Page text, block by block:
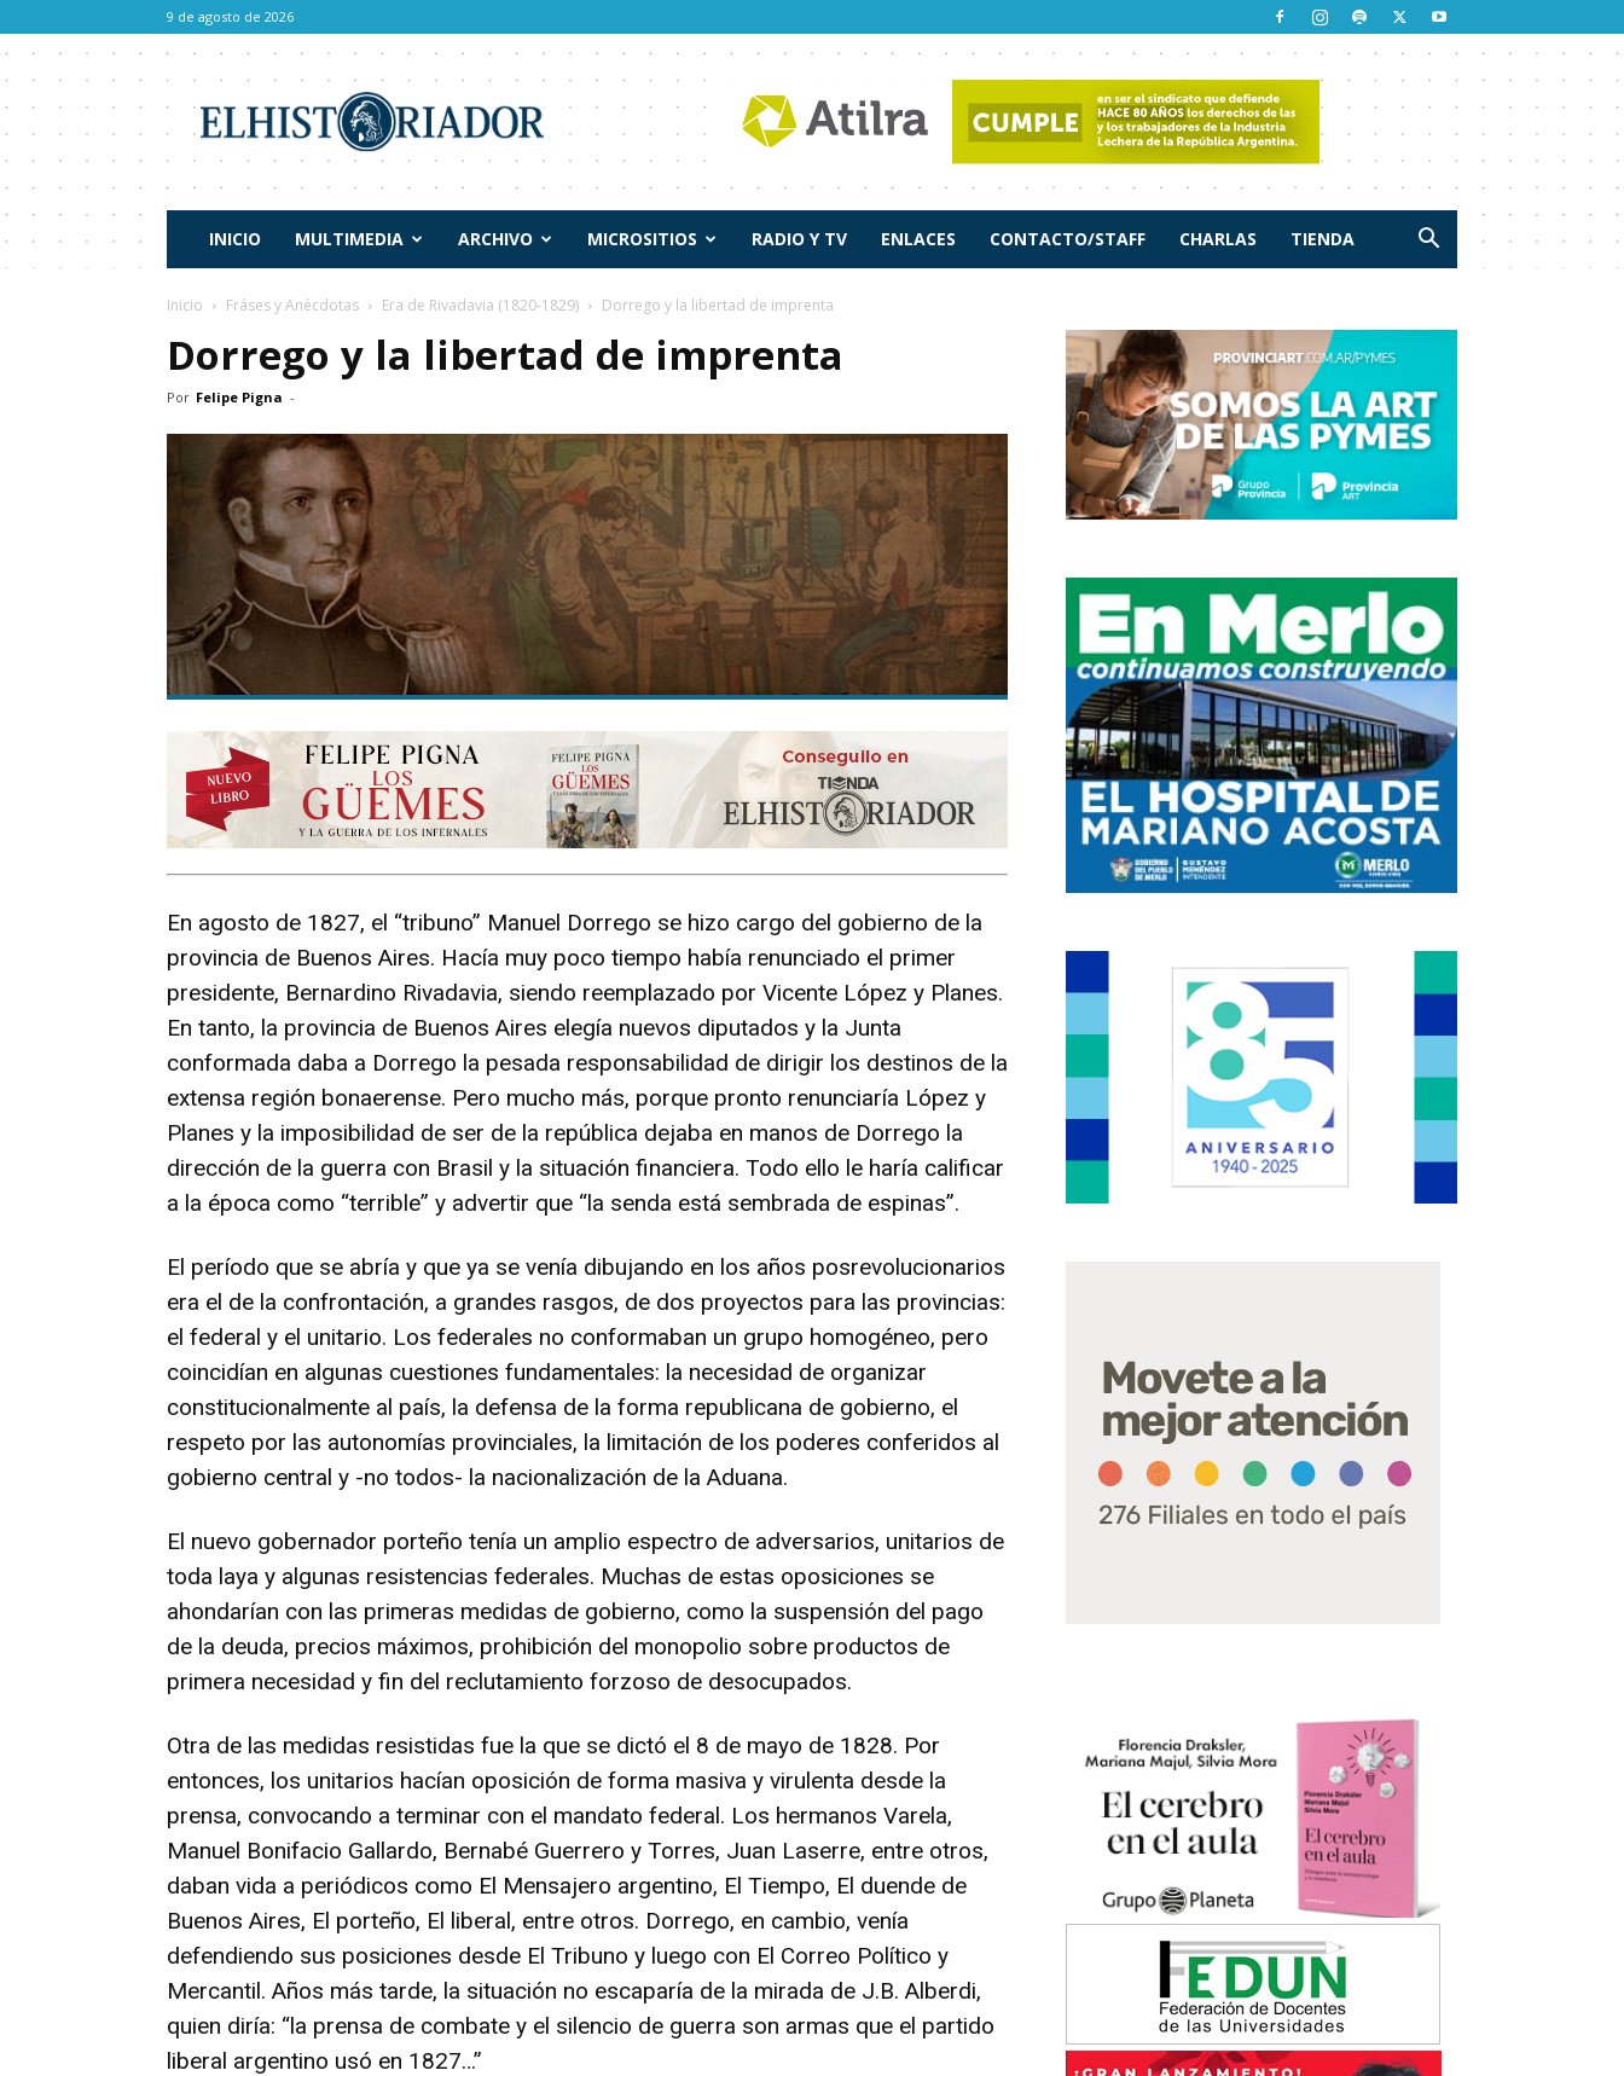
9 de agosto de 2026
Historiador
INICIO MULTIMEDIA ARCHIVO MICROSITIOS RADIO Y TV ENLACES CONTACTO/STAFF CHARLAS TIENDA
Inicio Fráses y Anécdotas Era de Rivadavia (1820-1829) Dorrego y la libertad de imprenta
Dorrego y la libertad de imprenta
Por Felipe Pigna -
En agosto de 1827, el “tribuno” Manuel Dorrego se hizo cargo del gobierno de la
provincia de Buenos Aires. Hacía muy poco tiempo había renunciado el primer
presidente, Bernardino Rivadavia, siendo reemplazado por Vicente López y Planes.
En tanto, la provincia de Buenos Aires elegía nuevos diputados y la Junta
conformada daba a Dorrego la pesada responsabilidad de dirigir los destinos de la
extensa región bonaerense. Pero mucho más, porque pronto renunciaría López y
Planes y la imposibilidad de ser de la república dejaba en manos de Dorrego la
dirección de la guerra con Brasil y la situación financiera. Todo ello le haría calificar
a la época como “terrible” y advertir que “la senda está sembrada de espinas”.
El período que se abría y que ya se venía dibujando en los años posrevolucionarios
era el de la confrontación, a grandes rasgos, de dos proyectos para las provincias:
el federal y el unitario. Los federales no conformaban un grupo homogéneo, pero
coincidían en algunas cuestiones fundamentales: la necesidad de organizar
constitucionalmente al país, la defensa de la forma republicana de gobierno, el
respeto por las autonomías provinciales, la limitación de los poderes conferidos al
gobierno central y -no todos- la nacionalización de la Aduana.
El nuevo gobernador porteño tenía un amplio espectro de adversarios, unitarios de
toda laya y algunas resistencias federales. Muchas de estas oposiciones se
ahondarían con las primeras medidas de gobierno, como la suspensión del pago
de la deuda, precios máximos, prohibición del monopolio sobre productos de
primera necesidad y fin del reclutamiento forzoso de desocupados.
Otra de las medidas resistidas fue la que se dictó el 8 de mayo de 1828. Por
entonces, los unitarios hacían oposición de forma masiva y virulenta desde la
prensa, convocando a terminar con el mandato federal. Los hermanos Varela,
Manuel Bonifacio Gallardo, Bernabé Guerrero y Torres, Juan Laserre, entre otros,
daban vida a periódicos como El Mensajero argentino, El Tiempo, El duende de
Buenos Aires, El porteño, El liberal, entre otros. Dorrego, en cambio, venía
defendiendo sus posiciones desde El Tribuno y luego con El Correo Político y
Mercantil. Años más tarde, la situación no escaparía de la mirada de J.B. Alberdi,
quien diría: “la prensa de combate y el silencio de guerra son armas que el partido
liberal argentino usó en 1827…”